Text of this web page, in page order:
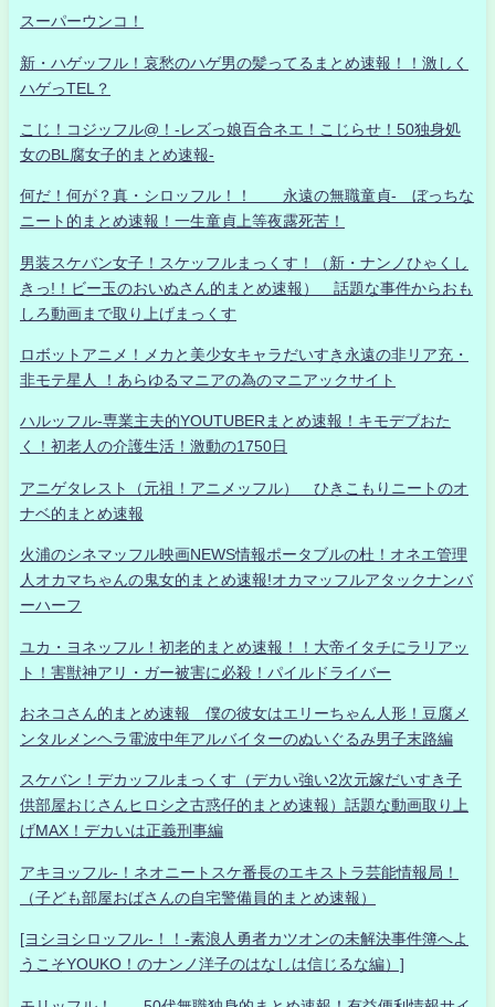
スーパーウンコ！
新・ハゲッフル！哀愁のハゲ男の髪ってるまとめ速報！！激しく
ハゲっTEL？
こじ！コジッフル@！-レズっ娘百合ネエ！こじらせ！50独身処
女のBL腐女子的まとめ速報-
何だ！何が？真・シロッフル！！ 永遠の無職童貞- ぼっちな
ニート的まとめ速報！一生童貞上等夜露死苦！
男装スケバン女子！スケッフルまっくす！（新・ナンノひゃくし
きっ!！ビー玉のおいぬさん的まとめ速報） 話題な事件からおも
しろ動画まで取り上げまっくす
ロボットアニメ！メカと美少女キャラだいすき永遠の非リア充・
非モテ星人 ！あらゆるマニアの為のマニアックサイト
ハルッフル-専業主夫的YOUTUBERまとめ速報！キモデブおた
く！初老人の介護生活！激動の1750日
アニゲタレスト（元祖！アニメッフル） ひきこもりニートのオ
ナベ的まとめ速報
火浦のシネマッフル映画NEWS情報ポータブルの杜！オネエ管理
人オカマちゃんの鬼女的まとめ速報!オカマッフルアタックナンバ
ーハーフ
ユカ・ヨネッフル！初老的まとめ速報！！大帝イタチにラリアッ
ト！害獣神アリ・ガー被害に必殺！パイルドライバー
おネコさん的まとめ速報 僕の彼女はエリーちゃん人形！豆腐メ
ンタルメンヘラ電波中年アルバイターのぬいぐるみ男子末路編
スケバン！デカッフルまっくす（デカい強い2次元嫁だいすき子
供部屋おじさんヒロシ之古惑仔的まとめ速報）話題な動画取り上
げMAX！デカいは正義刑事編
アキヨッフル-！ネオニートスケ番長のエキストラ芸能情報局！
（子ども部屋おばさんの自宅警備員的まとめ速報）
[ヨシヨシロッフル-！！-素浪人勇者カツオンの未解決事件簿へよ
うこそYOUKO！のナンノ洋子のはなしは信じるな編）]